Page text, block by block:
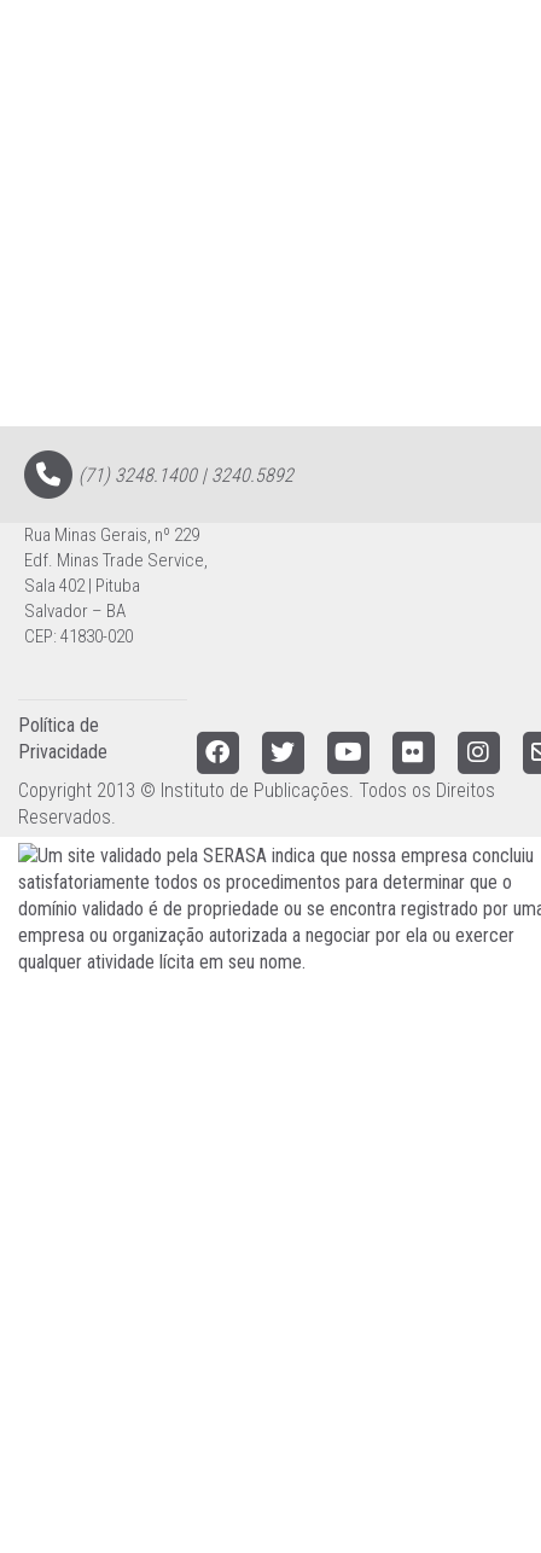
(71) 3248.1400 | 3240.5892
Rua Minas Gerais, nº 229
Edf. Minas Trade Service,
Sala 402 | Pituba
Salvador – BA
CEP: 41830-020
Política de
Privacidade
Copyright 2013 © Instituto de Publicações. Todos os Direitos
Reservados.